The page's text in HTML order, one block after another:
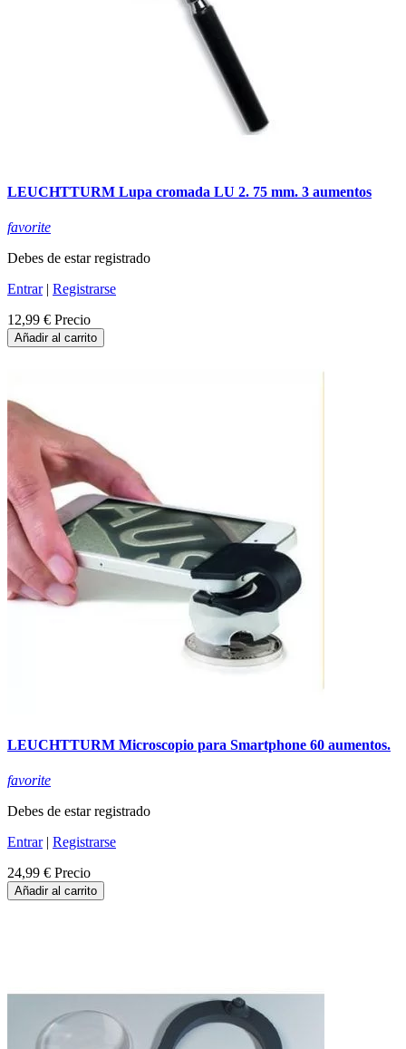
LEUCHTTURM Lupa cromada LU 2. 75 mm. 3 aumentos
favorite
Debes de estar registrado
Entrar| Registrarse
12,99 € Precio
Añadir al carrito
LEUCHTTURM Microscopio para Smartphone 60 aumentos.
favorite
Debes de estar registrado
Entrar| Registrarse
24,99 € Precio
Añadir al carrito